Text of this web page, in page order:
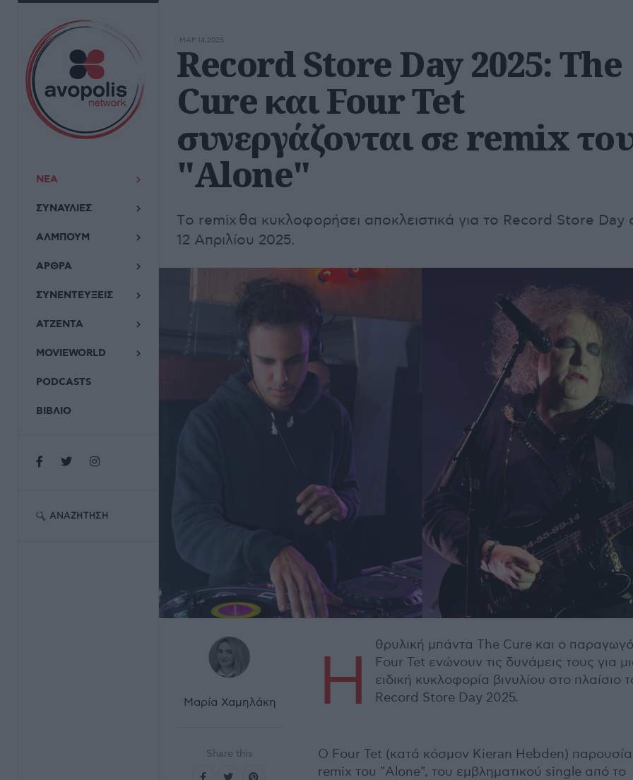
ΝΕΑ
ΣΥΝΑΥΛΙΕΣ
ΑΛΜΠΟΥΜ
ΑΡΘΡΑ
ΣΥΝΕΝΤΕΥΞΕΙΣ
ΑΤΖΕΝΤΑ
MOVIEWORLD
PODCASTS
ΒΙΒΛΙΟ
ΑΝΑΖΉΤΗΣΗ
ΜΑΡ 14,2025
Record Store Day 2025: The
Cure και Four Tet
συνεργάζονται σε remix
"Alone"
Tο remix θα κυκλοφορήσει αποκλειστικά για το Record Store Day
12 Απριλίου 2025.
Μαρία Χαμηλάκη
Share this
Η
θρυλική μπάντα The Cure και ο
Four Tet ενώνουν τις δυνάμεις τους για
ειδική κυκλοφορία βινυλίου στο πλαίσιο
Record Store Day 2025.
Ο Four Tet (κατά κόσμον Kieran Hebden)
remix του "Alone", του εμβληματικού single από το